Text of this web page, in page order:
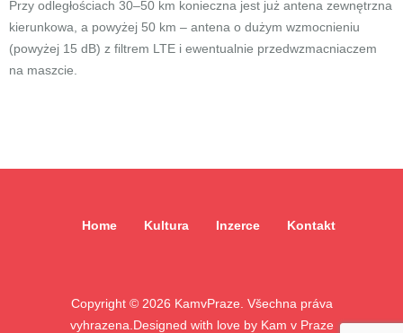
Przy odległościach 30–50 km konieczna jest już antena zewnętrzna
kierunkowa, a powyżej 50 km – antena o dużym wzmocnieniu
(powyżej 15 dB) z filtrem LTE i ewentualnie przedwzmacniaczem
na maszcie.
Home Kultura Inzerce Kontakt
Copyright © 2026 KamvPraze. Všechna práva
vyhrazena. Designed with love by Kam v Praze